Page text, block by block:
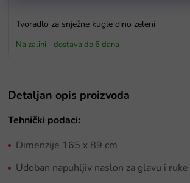
Tvoradlo za snježne kugle dino zeleni
Na zalihi - dostava do 6 dana
Detaljan opis proizvoda
Tehnički podaci:
Dimenzije 165 x 89 cm
Udoban napuhljiv naslon za glavu i ruke